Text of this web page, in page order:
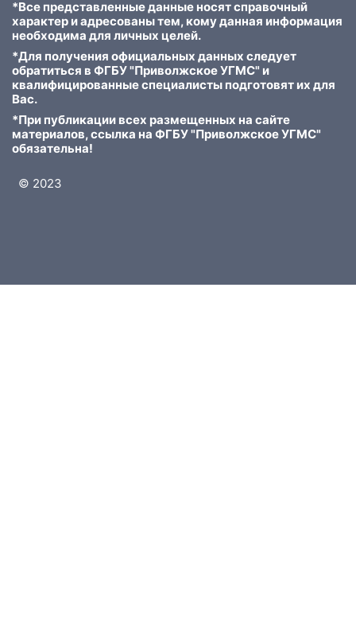
*Все представленные данные носят справочный
характер и адресованы тем, кому данная информация
необходима для личных целей.
*Для получения официальных данных следует
обратиться в ФГБУ "Приволжское УГМС" и
квалифицированные специалисты подготовят их для
Вас.
*При публикации всех размещенных на сайте
материалов, ссылка на ФГБУ "Приволжское УГМС"
обязательна!
© 2023